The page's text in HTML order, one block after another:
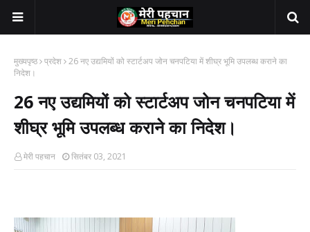
मुख्यपृष्ठ प्रदेश 26 नए उद्यमियों को स्टार्टअप जोन चनपटिया में शीघ्र भूमि उपलब्ध कराने का
निदेश।
26 नए उद्यमियों को स्टार्टअप जोन चनपटिया में
शीघ्र भूमि उपलब्ध कराने का निदेश।
मेरी पहचान सितंबर 03, 2021